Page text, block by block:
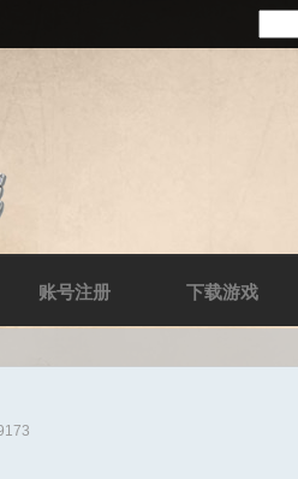
账号注册 下载游戏